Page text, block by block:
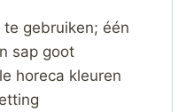
gebruiken; één
sap goot
horeca kleuren